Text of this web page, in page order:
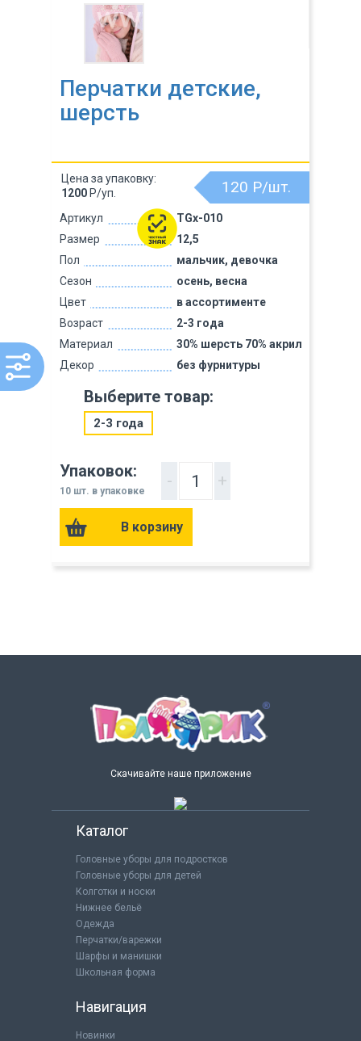
Перчатки детские,
шерсть
Артикул
TGx-010
Размер
12,5
Пол
мальчик, девочка
Сезон
осень, весна
Цвет
в ассортименте
Возраст
2-3 года
Материал
30% шерсть 70% акрил
Декор
без фурнитуры
120 Р/шт.
Цена за упаковку:
1200 Р/уп.
Выберите товар:
2-3 года
Упаковок:
10 шт. в упаковке
- +
Скачивайте наше приложение
Каталог
Головные уборы для подростков
Головные уборы для детей
Колготки и носки
Нижнее бельё
Одежда
Перчатки/варежки
Шарфы и манишки
Школьная форма
Навигация
Новинки